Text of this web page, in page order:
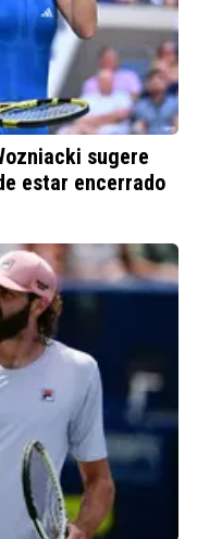
sugere
estar encerrado